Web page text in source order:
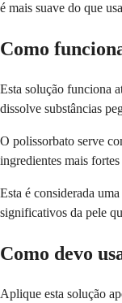
é mais suave do que
Como
Esta solução funciona
dissolve substâncias
O polissorbato serve
ingredientes mais
Esta é considerada
significativos da pele
Como devo
Aplique esta solução